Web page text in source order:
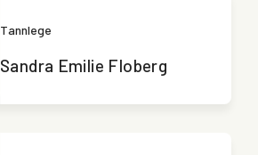
Tannlege
Sandra Emilie Floberg